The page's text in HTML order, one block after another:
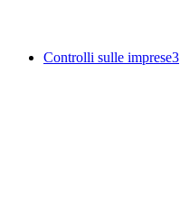
Controlli sulle imprese3